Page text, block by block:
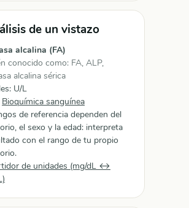
de un vistazo
alcalina (FA)
conocido como: FA, ALP,
alcalina sérica
U/L
Bioquímica sanguínea
de referencia dependen del
el sexo y la edad: interpreta
con el rango de tu propio
de unidades (mg/dL ↔